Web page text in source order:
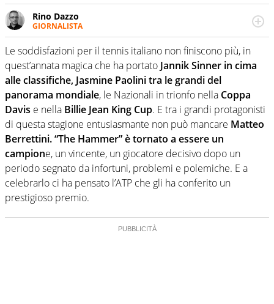
Rino Dazzo
GIORNALISTA
Se mai ci fosse modo di traslare il glossario del calcio in
una nicchia di esperti, lui ne farebbe parte. Non si perde
una svista arbitrale né gli umori social del mondo delle
curve
Le soddisfazioni per il tennis italiano non finiscono più, in
quest’annata magica che ha portato Jannik Sinner in cima
alle classifiche, Jasmine Paolini tra le grandi del
panorama mondiale, le Nazionali in trionfo nella Coppa
Davis e nella Billie Jean King Cup. E tra i grandi protagonisti
di questa stagione entusiasmante non può mancare Matteo
Berrettini. “The Hammer” è tornato a essere un
campione, un vincente, un giocatore decisivo dopo un
periodo segnato da infortuni, problemi e polemiche. E a
celebrarlo ci ha pensato l’ATP che gli ha conferito un
prestigioso premio.